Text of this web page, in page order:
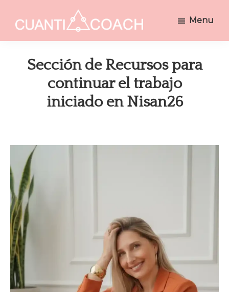
principal
Coaching
Integrativo
Menu
Sección de Recursos para
continuar el trabajo
iniciado en Nisan26